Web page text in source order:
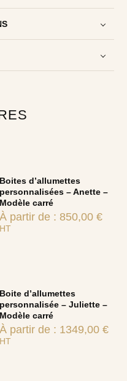
Boites d’allumettes
personnalisées – Anette –
Modèle carré
À partir de : 850,00 €
HT
Boite d’allumettes
personnalisée – Juliette –
Modèle carré
À partir de : 1349,00 €
HT